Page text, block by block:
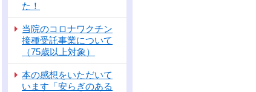
た！
当院のコロナワクチン
接種受託事業について
（75歳以上対象）
本の感想をいただいて
います「安らぎのある